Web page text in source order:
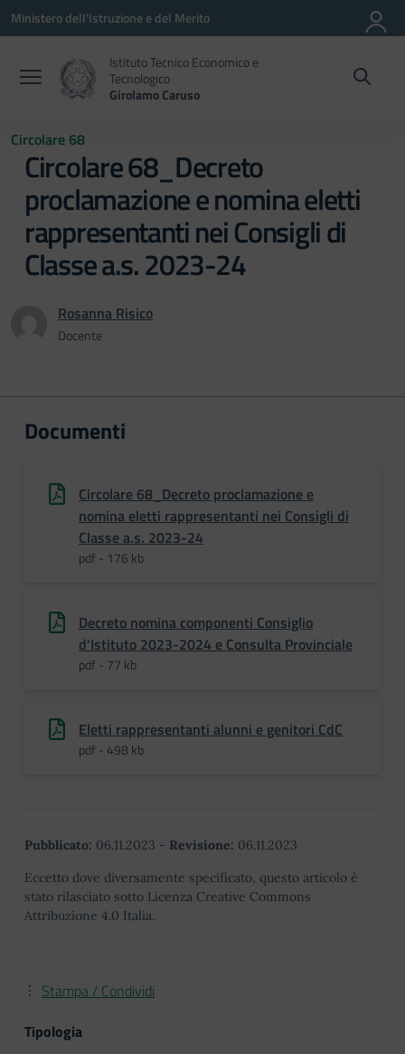
Vai ai contenuti
Vai al menu di navigazione
Vai al footer
Ministero dell'Istruzione e del Merito
Istituto Tecnico Economico e
Tecnologico
Girolamo Caruso
Circolare 68
Circolare 68_Decreto
proclamazione e nomina eletti
rappresentanti nei Consigli di
Classe a.s. 2023-24
Rosanna Risico
Docente
Documenti
Circolare 68_Decreto proclamazione e
nomina eletti rappresentanti nei Consigli di
Classe a.s. 2023-24
pdf - 176 kb
Decreto nomina componenti Consiglio
d'Istituto 2023-2024 e Consulta Provinciale
pdf - 77 kb
Eletti rappresentanti alunni e genitori CdC
pdf - 498 kb
Pubblicato: 06.11.2023 - Revisione: 06.11.2023
Eccetto dove diversamente specificato, questo articolo è
stato rilasciato sotto Licenza Creative Commons
Attribuzione 4.0 Italia.
Stampa / Condividi
Tipologia